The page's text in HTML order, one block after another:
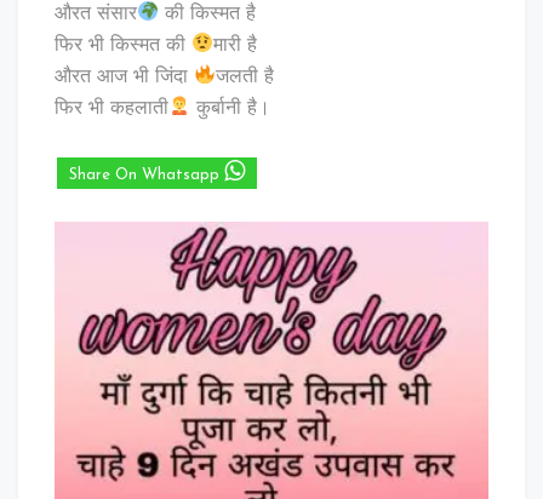
औरत संसार
की किस्मत है
फिर भी किस्मत की
मारी है
औरत आज भी जिंदा
जलती है
फिर भी कहलाती
कुर्बानी है।
Share On Whatsapp